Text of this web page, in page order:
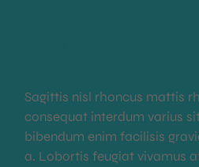
Sagittis nisl rhoncus mattis
consequat interdum varius
bibendum enim facilisis
a. Lobortis feugiat vivamus